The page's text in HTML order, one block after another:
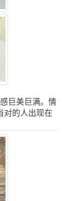
巨美巨满。情
对的人出现在